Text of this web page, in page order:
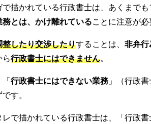
描かれている行政書士は、あくまで
とは、かけ離れていることに注意が
したり交渉したりすることは、 非弁行
行政書士にはできません。
「行政書士にはできない業務 」（行政
す。
で描かれている行政書士は、「行政